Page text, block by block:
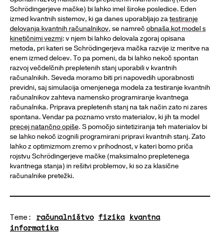
Schrödingerjeve mačke) bi lahko imel široke posledice. Eden
izmed kvantnih sistemov, ki ga danes uporabljajo zatestiranje
delovanja kvantnih računalnikov, se namreč obnaša kot model s
kinetičnimi vezmi: v njem bi lahko delovala zgoraj opisana
metoda, pri kateri se Schrödingerjeva mačka razvije iz meritve na
enem izmed delcev. To pa pomeni, da bi lahko nekoč spontan
razvoj večdelčnih prepletenih stanj uporabili v kvantnih
računalnikih. Seveda moramo biti pri napovedih uporabnosti
previdni, saj simulacija omenjenega modela za testiranje kvantnih
računalnikov zahteva namensko programiranje kvantnega
računalnika. Priprava prepletenih stanj na tak način zato ni zares
spontana. Vendar pa poznamo vrsto materialov, ki jih ta model
precej natančno opiše. S pomočjo sintetiziranja teh materialov bi
se lahko nekoč izognili programirani pripravi kvantnih stanj. Zato
lahko z optimizmom zremo v prihodnost, v kateri bomo priča
rojstvu Schrödingerjeve mačke (maksimalno prepletenega
kvantnega stanja) in rešitvi problemov, ki so za klasične
računalnike pretežki.
Teme: računalništvo fizika kvantna
informatika